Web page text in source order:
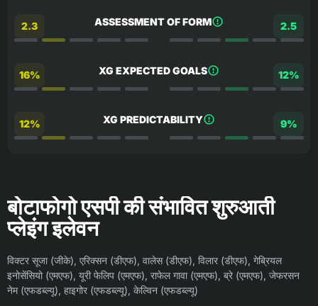
ASSESSMENT OF FORM
2.3 2.5
XG EXPECTED GOALS
16% 12%
XG PREDICTABILITY
12% 9%
बोटाफोगो एसपी की संभावित शुरुआती
प्लेइंग इलेवन
विक्टर सूजा (जीके), एरिक्सन (डीएफ), वालेस (डीएफ), विलार (डीएफ), गेब्रियल
इनोसेंसियो (एमएफ), यूरी फेलिप (एमएफ), राफेल गावा (एमएफ), ब्रे (एमएफ), जेफरसन
नेम (एफडब्ल्यू), हाइगोर (एफडब्ल्यू), केल्विन (एफडब्ल्यू)